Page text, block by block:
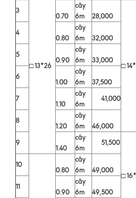
□ 13*26
3
0.70
cây
6m
28,000
□
4
0.80
cây
6m
32,000
5
0.90
cây
6m
33,000
6
1.00
cây
6m
37,500
7
1.10
cây
6m
41,000
8
1.20
cây
6m
46,000
9
1.40
cây
6m
51,500
□
10
0.80
cây
6m
49,000
11
0.90
cây
6m
49,500